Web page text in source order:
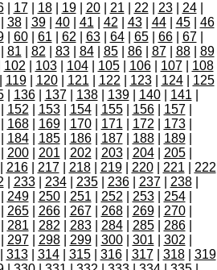
| 17| 18| 19| 20| 21 22 23| 24|
38| 39| 40| 41 42 43| 44| 45| 46
| 60| 61 62 63| 64| 65| 66| 67|
81 82 83| 84| 85| 86| 87| 88| 89
102 103| 104| 105| 106| 107| 108
119| 120| 121 122 123| 124| 125
| 136| 137| 138| 139| 140| 141
152 153| 154| 155| 156| 157|
168| 169| 170| 171 172 173|
184| 185| 186| 187| 188| 189|
200| 201 202 203| 204| 205|
216| 217| 218| 219| 220| 221
222
233| 234| 235| 236| 237| 238|
249| 250| 251 252 253| 254|
265| 266| 267| 268| 269| 270|
281 282 283| 284| 285| 286|
297| 298| 299| 300| 301 302
313| 314| 315| 316| 317| 318| 319